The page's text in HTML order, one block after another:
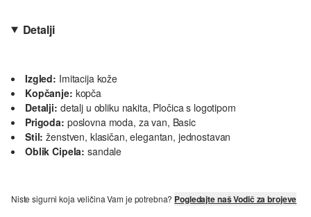
Detalji
Izgled: Imitacija kože
Kopčanje: kopča
Detalji: detalj u obliku nakita, Pločica s logotipom
Prigoda: poslovna moda, za van, Basic
Stil: ženstven, klasičan, elegantan, jednostavan
Oblik Cipela: sandale
Niste sigurni koja veličina Vam je potrebna? Pogledajte naš Vodič za brojeve